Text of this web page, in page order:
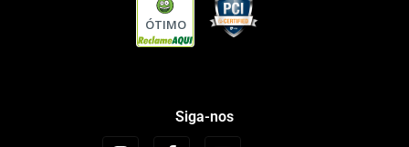
ÓTIMO
Siga-nos